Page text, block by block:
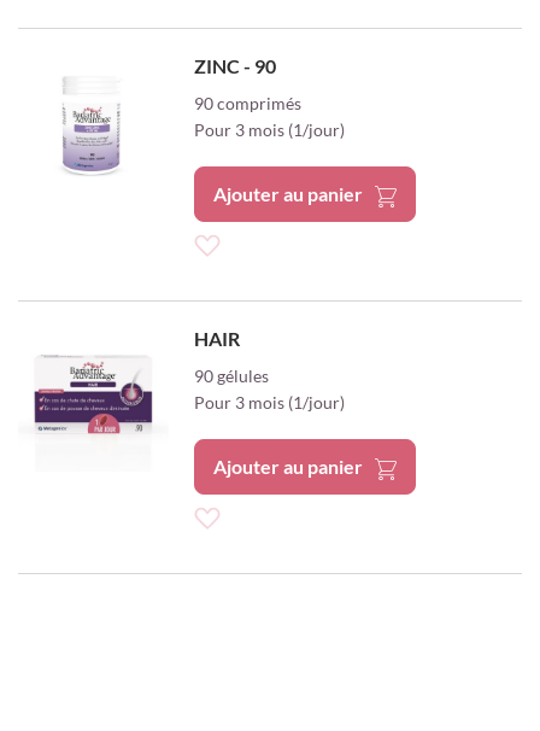
ma
liste
ZINC - 90
90 comprimés
Pour 3 mois (1/jour)
Ajouter au panier
ma
liste
HAIR
90 gélules
Pour 3 mois (1/jour)
Ajouter au panier